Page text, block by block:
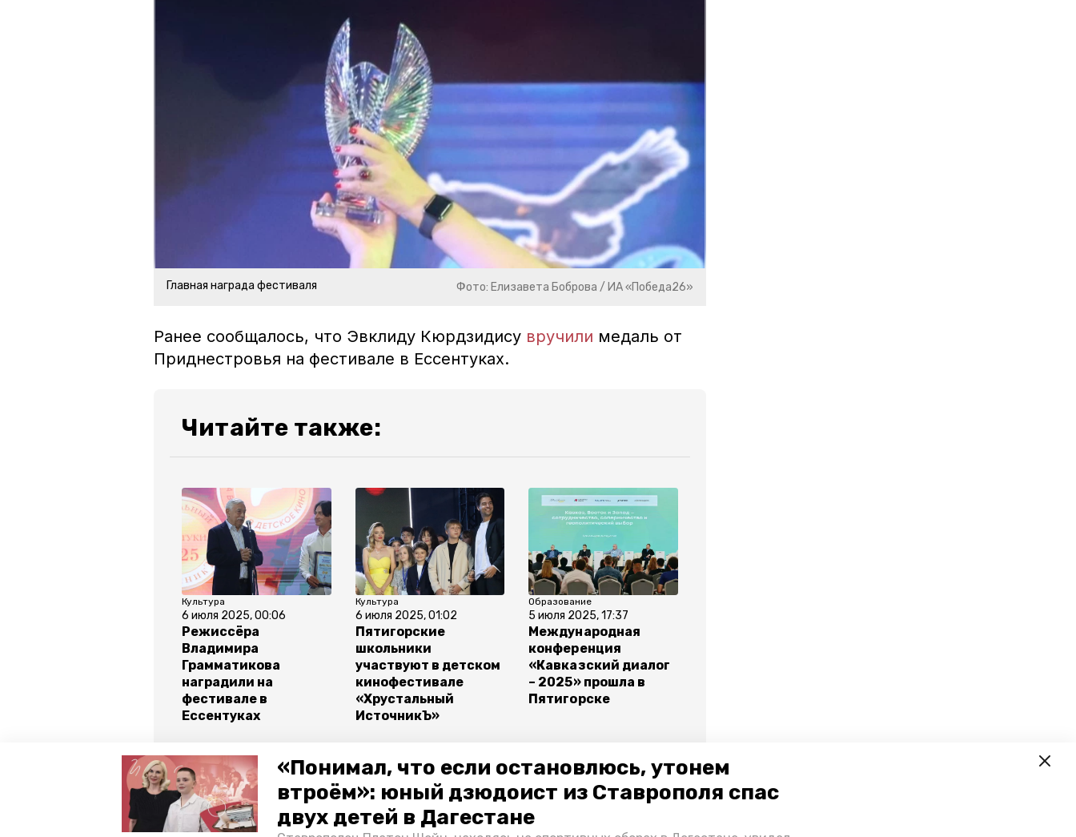
«Понимал, что если остановлюсь, утонем
втроём»: юный дзюдоист из Ставрополя спас
двух детей в Дагестане
Главная награда фестиваля Фото: Елизавета Боброва / ИА «Победа26»
Ранее сообщалось, что Эвклиду Кюрдзидису вручили медаль от
Приднестровья на фестивале в Ессентуках.
Читайте также:
Культура
6 июля 2025, 00:06
Режиссёра
Владимира
Грамматикова
наградили на
фестивале в
Ессентуках
Культура
6 июля 2025, 01:02
Пятигорские
школьники
участвуют в детском
кинофестивале
«Хрустальный
ИсточникЪ»
Образование
5 июля 2025, 17:37
Международная
конференция
«Кавказский диалог
– 2025» прошла в
Пятигорске
Все новости
ставропольский край ессентуки кинофестиваль "хрустальный источникъ"